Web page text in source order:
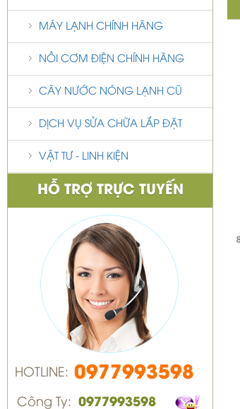
MÁY LẠNH CHÍNH HÃNG
NỒI CƠM ĐIỆN CHÍNH HÃNG
CÂY NƯỚC NÓNG LẠNH CŨ
DỊCH VỤ SỬA CHỮA LẮP ĐẶT
VẬT TƯ - LINH KIỆN
HỖ TRỢ TRỰC TUYẾN
HOTLINE: 0977993598
Công Ty: 0977993598